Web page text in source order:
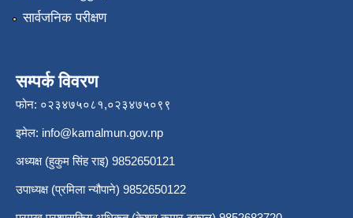
सार्वजनिक परीक्षण
सम्पर्क विवरण
फोन: ०२३४७५०८१,०२३४७५०९९
इमेल: info@kamalmun.gov.np
अध्यक्ष (हुकुम सिंह राइ) 9852650121
उपाध्यक्ष (प्रमिला न्यौपाने) 9852650122